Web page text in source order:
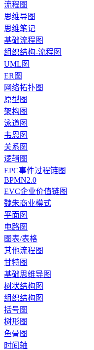
流程图
思维导图
思维笔记
基础流程图
组织结构-流程图
UML图
ER图
网络拓扑图
原型图
架构图
泳道图
韦恩图
关系图
逻辑图
EPC事件过程链图
BPMN2.0
EVC企业价值链图
魏朱商业模式
平面图
电路图
图表/表格
其他流程图
甘特图
基础思维导图
树状结构图
组织结构图
括号图
树形图
鱼骨图
时间轴